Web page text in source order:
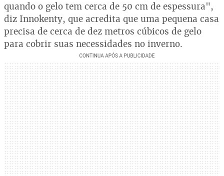
quando o gelo tem cerca de 50 cm de espessura",
diz Innokenty, que acredita que uma pequena casa
precisa de cerca de dez metros cúbicos de gelo
para cobrir suas necessidades no inverno.